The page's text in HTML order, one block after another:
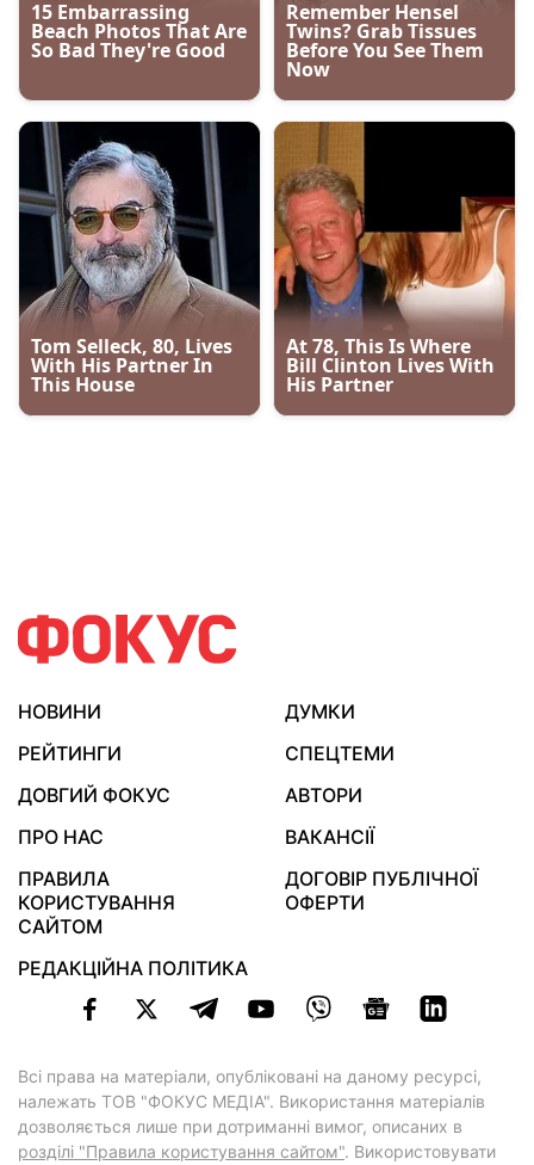
НОВИНИ
ДУМКИ
РЕЙТИНГИ
СПЕЦТЕМИ
ДОВГИЙ ФОКУС
АВТОРИ
ПРО НАС
ВАКАНСІЇ
ПРАВИЛА
КОРИСТУВАННЯ
САЙТОМ
ДОГОВІР ПУБЛІЧНОЇ
ОФЕРТИ
РЕДАКЦІЙНА ПОЛІТИКА
Всі права на матеріали, опубліковані на даному ресурсі,
належать ТОВ "ФОКУС МЕДІА". Використання матеріалів
дозволяється лише при дотриманні вимог, описаних в
розділі "Правила користування сайтом". Використовувати